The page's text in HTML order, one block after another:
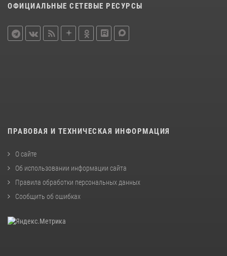
ОФИЦИАЛЬНЫЕ СЕТЕВЫЕ РЕСУРСЫ
ПРАВОВАЯ И ТЕХНИЧЕСКАЯ ИНФОРМАЦИЯ
О сайте
Об использовании информации сайта
Правила обработки персональных данных
Сообщить об ошибках